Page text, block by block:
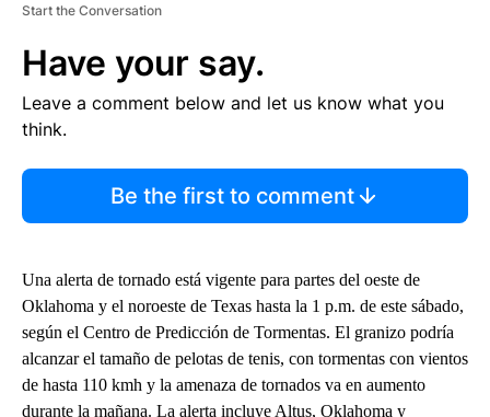
Start the Conversation
Have your say.
Leave a comment below and let us know what you
think.
Be the first to comment
Una alerta de tornado está vigente para partes del oeste de
Oklahoma y el noroeste de Texas hasta la 1 p.m. de este sábado,
según el Centro de Predicción de Tormentas. El granizo podría
alcanzar el tamaño de pelotas de tenis, con tormentas con vientos
de hasta 110 kmh y la amenaza de tornados va en aumento
durante la mañana. La alerta incluye Altus, Oklahoma y